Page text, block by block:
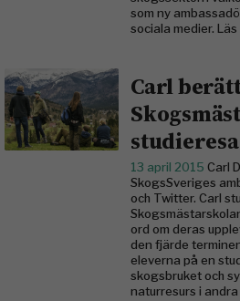
som ny
sociala medier.
Carl
13 april 2015 Carl
SkogsSveriges
och Twitter. Carl
ord om deras
den fjärde
eleverna på en
skogsbruket och
naturresurs i